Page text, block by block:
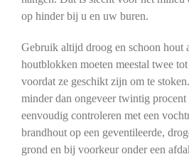
op hinder bij u en uw buren.
Gebruik altijd droog en schoon hout
houtblokken moeten meestal twee
voordat ze geschikt zijn om te
minder dan ongeveer twintig
eenvoudig controleren met een
brandhout op een geventileerde,
grond en bij voorkeur onder een